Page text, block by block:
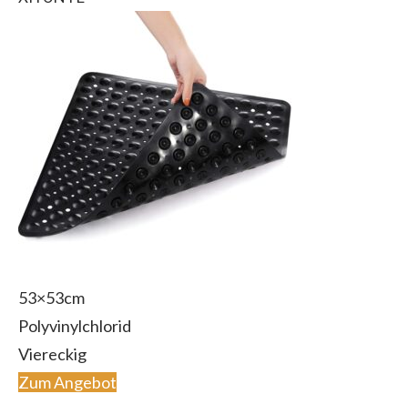
53×53cm
Polyvinylchlorid
Viereckig
Zum Angebot